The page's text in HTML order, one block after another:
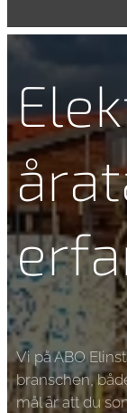
Vi på ABO
branschen,
mål är att du